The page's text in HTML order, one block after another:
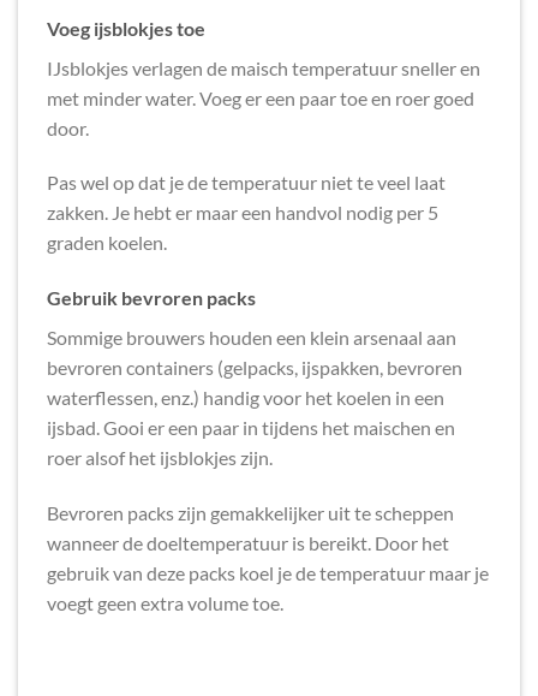
Voeg ijsblokjes toe
IJsblokjes verlagen de maisch temperatuur sneller en
met minder water. Voeg er een paar toe en roer goed
door.
Pas wel op dat je de temperatuur niet te veel laat
zakken. Je hebt er maar een handvol nodig per 5
graden koelen.
Gebruik bevroren packs
Sommige brouwers houden een klein arsenaal aan
bevroren containers (gelpacks, ijspakken, bevroren
waterflessen, enz.) handig voor het koelen in een
ijsbad. Gooi er een paar in tijdens het maischen en
roer alsof het ijsblokjes zijn.
Bevroren packs zijn gemakkelijker uit te scheppen
wanneer de doeltemperatuur is bereikt. Door het
gebruik van deze packs koel je de temperatuur maar je
voegt geen extra volume toe.